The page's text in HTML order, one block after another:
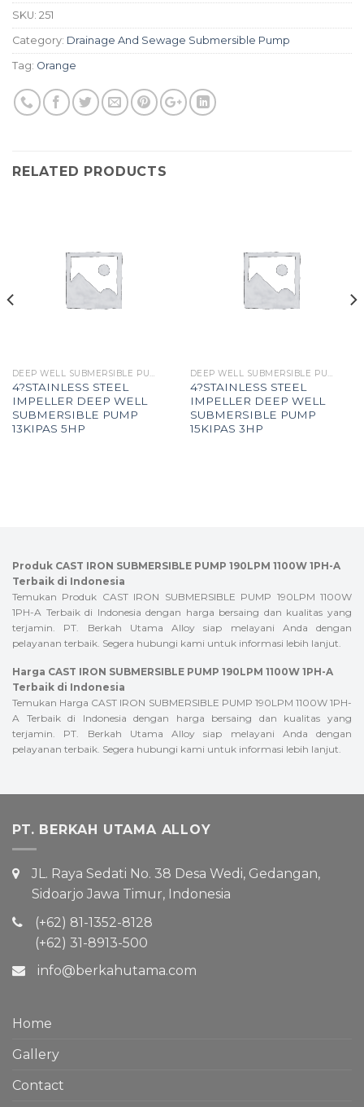
SKU: 251
Category: Drainage And Sewage Submersible Pump
Tag: Orange
RELATED PRODUCTS
DEEP WELL SUBMERSIBLE PUMP
4?STAINLESS STEEL
IMPELLER DEEP WELL
SUBMERSIBLE PUMP
13KIPAS 5HP
DEEP WELL SUBMERSIBLE PUMP
4?STAINLESS STEEL
IMPELLER DEEP WELL
SUBMERSIBLE PUMP
15KIPAS 3HP
Produk CAST IRON SUBMERSIBLE PUMP 190LPM 1100W 1PH-A
Terbaik di Indonesia
Temukan Produk CAST IRON SUBMERSIBLE PUMP 190LPM 1100W
1PH-A Terbaik di Indonesia dengan harga bersaing dan kualitas yang
terjamin. PT. Berkah Utama Alloy siap melayani Anda dengan
pelayanan terbaik. Segera hubungi kami untuk informasi lebih lanjut.
Harga CAST IRON SUBMERSIBLE PUMP 190LPM 1100W 1PH-A
Terbaik di Indonesia
Temukan Harga CAST IRON SUBMERSIBLE PUMP 190LPM 1100W 1PH-
A Terbaik di Indonesia dengan harga bersaing dan kualitas yang
terjamin. PT. Berkah Utama Alloy siap melayani Anda dengan
pelayanan terbaik. Segera hubungi kami untuk informasi lebih lanjut.
PT. BERKAH UTAMA ALLOY
JL. Raya Sedati No. 38 Desa Wedi, Gedangan,
Sidoarjo Jawa Timur, Indonesia
(+62) 81-1352-8128
(+62) 31-8913-500
info@berkahutama.com
Home
Gallery
Contact